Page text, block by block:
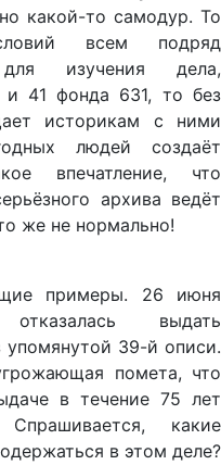
какой-то самодур. То
всем подряд
изучения дела,
41 фонда 631, то без
историкам с ними
людей создаёт
впечатление, что
архива ведёт
же не нормально!
примеры. 26 июня
выдать
упомянутой 39-й описи.
помета, что
в течение 75 лет
какие
в этом деле?